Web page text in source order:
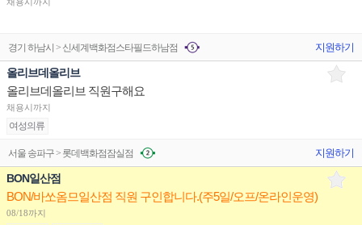
경기 하남시 > 신세계백화점스타필드하남점 지원하기
올리브데올리브
올리브데올리브 직원구해요
채용시까지
여성의류
서울 송파구 > 롯데백화점잠실점 지원하기
BON일산점
BON/바쏘옴므일산점 직원 구인합니다.(주5일/오프/온라인운영)
08/18까지